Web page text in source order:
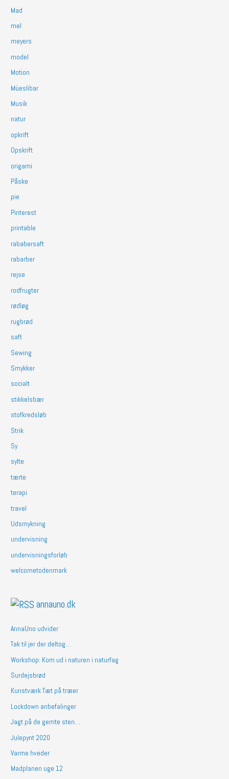
Mad
mel
meyers
model
Motion
Müeslibar
Musik
natur
opkrift
Opskrift
origami
Påske
pie
Pinterest
printable
rababersaft
rabarber
rejse
rodfrugter
rødløg
rugbrød
saft
Sewing
Smykker
socialt
stikkelsbær
stofkredsløb
Strik
Sy
sylte
tærte
terapi
travel
Udsmykning
undervisning
undervisningsforløb
welcometodenmark
annauno.dk
AnnaUno udvider
Tak til jer der deltog…
Workshop: Kom ud i naturen i naturfag
Surdejsbrød
Kunstværk Tæt på træer
Lockdown anbefalinger
Jagt på de gemte sten…
Julepynt 2020
Varme hveder
Madplanen uge 12